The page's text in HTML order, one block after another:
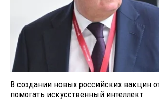
В создании новых российских вакцин
помогать искусственный интеллект